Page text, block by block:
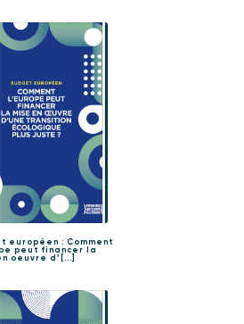
européen : Comment
peut financer la
oeuvre d’[...]